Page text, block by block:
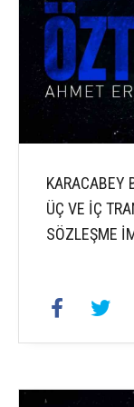
KARACABEY
ÜÇ VE İÇ
SÖZLEŞME